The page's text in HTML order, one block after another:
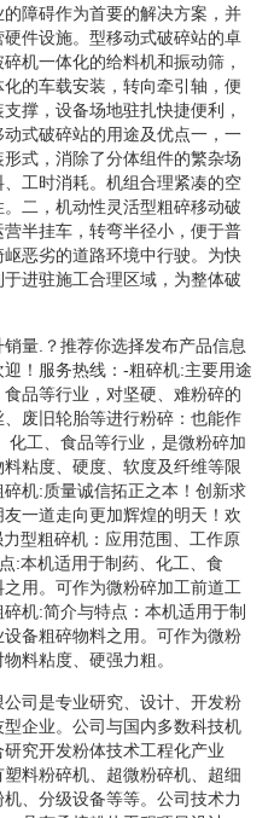
障碍作为首要的解决方案，并
件设施。型移动式破碎站的卓
机一体化的给料机和振动筛，
的车载安装，转向牵引轴，便
撑，设备场地驻扎快捷便利，
式破碎站的用途及优点一，一
式，消除了分体组件的繁杂场
工时消耗。机组合理紧凑的空
二，机动性灵活型粗碎移动破
半挂车，转弯半径小，便于普
恶劣的道路环境中行驶。为快
进驻施工合理区域，为整体破
量.？推荐你选择发布产品信息
！服务热线：-粗碎机:主要用途
品等行业，对坚硬、难粉碎的
废旧轮胎等进行粉碎：也能作
化工、食品等行业，是微粉碎加
粘度、硬度、软度及纤维等限
机:质量诚信拓正之本！创新求
一道走向更加辉煌的明天！欢
型粗碎机：应用范围、工作原
:本机适用于制药、化工、食
用。可作为微粉碎加工前道工
机:简介与特点：本机适用于制
备粗碎物料之用。可作为微粉
料粘度、硬强力粗。
司是专业研究、设计、开发粉
企业。公司与国内多数科技机
究开发粉体技术工程化产业
料粉碎机、超微粉碎机、超细
、分级设备等等。公司技术力